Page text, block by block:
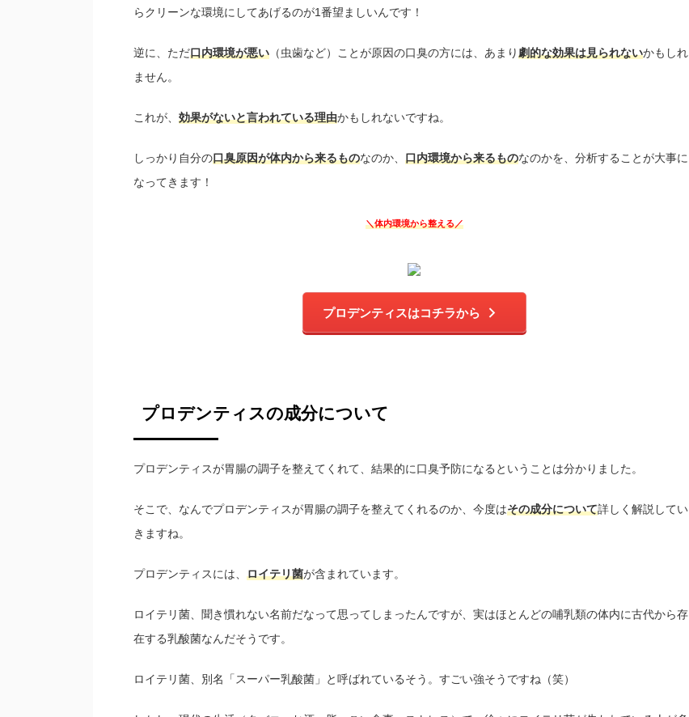
らクリーンな環境にしてあげるのが1番望ましいんです！
逆に、ただ口内環境が悪い （虫歯など）ことが原因の口臭の方には、あまり劇的な効果は見られないかもしれ
ません。
これが、 効果がないと言われている理由かもしれないですね。
しっかり自分の口臭原因が体内から来るものなのか、 口内環境から来るものなのかを、分析することが大事に
なってきます！
＼体内環境から整える／
プロデンティスはコチラから
プロデンティスの成分について
プロデンティスが胃腸の調子を整えてくれて、結果的に口臭予防になるということは分かりました。
そこで、なんでプロデンティスが胃腸の調子を整えてくれるのか、今度はその成分について詳しく解説してい
きますね。
プロデンティスには、 ロイテリ菌が含まれています。
ロイテリ菌、聞き慣れない名前だなって思ってしまったんですが、実はほとんどの哺乳類の体内に古代から存
在する乳酸菌なんだそうです。
ロイテリ菌、別名「スーパー乳酸菌」と呼ばれているそう。すごい強そうですね（笑）